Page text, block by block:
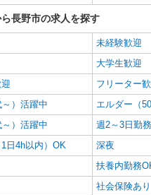
長野市の求人を探す
未経験歓迎
大学生歓迎
フリーター
～）活躍中
エルダー（
）活躍中
週2～3日勤
日4h以内）OK
深夜
扶養内勤務
社会保険あり